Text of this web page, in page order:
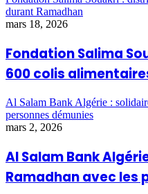
durant Ramadhan
mars 18, 2026
Fondation Salima
600 colis
Al Salam Bank Algérie :
personnes démunies
mars 2, 2026
Al Salam Bank
Ramadhan avec les